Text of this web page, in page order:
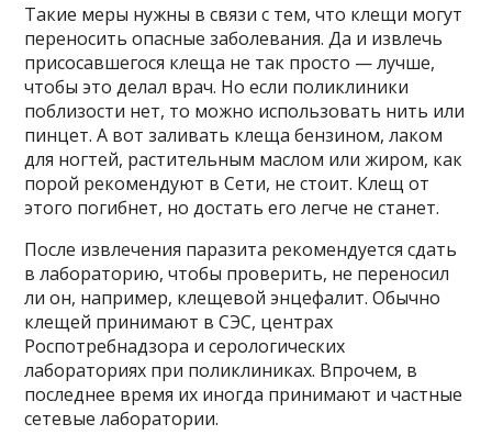
Такие меры нужны в связи с тем, что клещи могут
переносить опасные заболевания. Да и извлечь
присосавшегося клеща не так просто — лучше,
чтобы это делал врач. Но если поликлиники
поблизости нет, то можно использовать нить или
пинцет. А вот заливать клеща бензином, лаком
для ногтей, растительным маслом или жиром, как
порой рекомендуют в Сети, не стоит. Клещ от
этого погибнет, но достать его легче не станет.
После извлечения паразита рекомендуется сдать
в лабораторию, чтобы проверить, не переносил
ли он, например, клещевой энцефалит. Обычно
клещей принимают в СЭС, центрах
Роспотребнадзора и серологических
лабораториях при поликлиниках. Впрочем, в
последнее время их иногда принимают и частные
сетевые лаборатории.